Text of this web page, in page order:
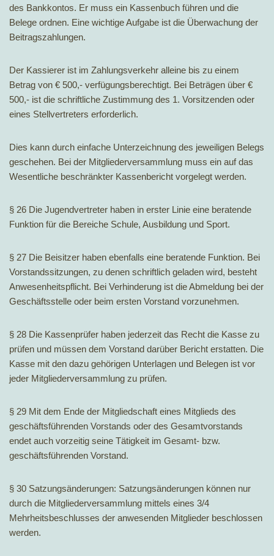
des Bankkontos. Er muss ein Kassenbuch führen und die
Belege ordnen. Eine wichtige Aufgabe ist die Überwachung der
Beitragszahlungen.
Der Kassierer ist im Zahlungsverkehr alleine bis zu einem
Betrag von € 500,- verfügungsberechtigt. Bei Beträgen über €
500,- ist die schriftliche Zustimmung des 1. Vorsitzenden oder
eines Stellvertreters erforderlich.
Dies kann durch einfache Unterzeichnung des jeweiligen Belegs
geschehen. Bei der Mitgliederversammlung muss ein auf das
Wesentliche beschränkter Kassenbericht vorgelegt werden.
§ 26 Die Jugendvertreter haben in erster Linie eine beratende
Funktion für die Bereiche Schule, Ausbildung und Sport.
§ 27 Die Beisitzer haben ebenfalls eine beratende Funktion. Bei
Vorstandssitzungen, zu denen schriftlich geladen wird, besteht
Anwesenheitspflicht. Bei Verhinderung ist die Abmeldung bei der
Geschäftsstelle oder beim ersten Vorstand vorzunehmen.
§ 28 Die Kassenprüfer haben jederzeit das Recht die Kasse zu
prüfen und müssen dem Vorstand darüber Bericht erstatten. Die
Kasse mit den dazu gehörigen Unterlagen und Belegen ist vor
jeder Mitgliederversammlung zu prüfen.
§ 29 Mit dem Ende der Mitgliedschaft eines Mitglieds des
geschäftsführenden Vorstands oder des Gesamtvorstands
endet auch vorzeitig seine Tätigkeit im Gesamt- bzw.
geschäftsführenden Vorstand.
§ 30 Satzungsänderungen: Satzungsänderungen können nur
durch die Mitgliederversammlung mittels eines 3/4
Mehrheitsbeschlusses der anwesenden Mitglieder beschlossen
werden.